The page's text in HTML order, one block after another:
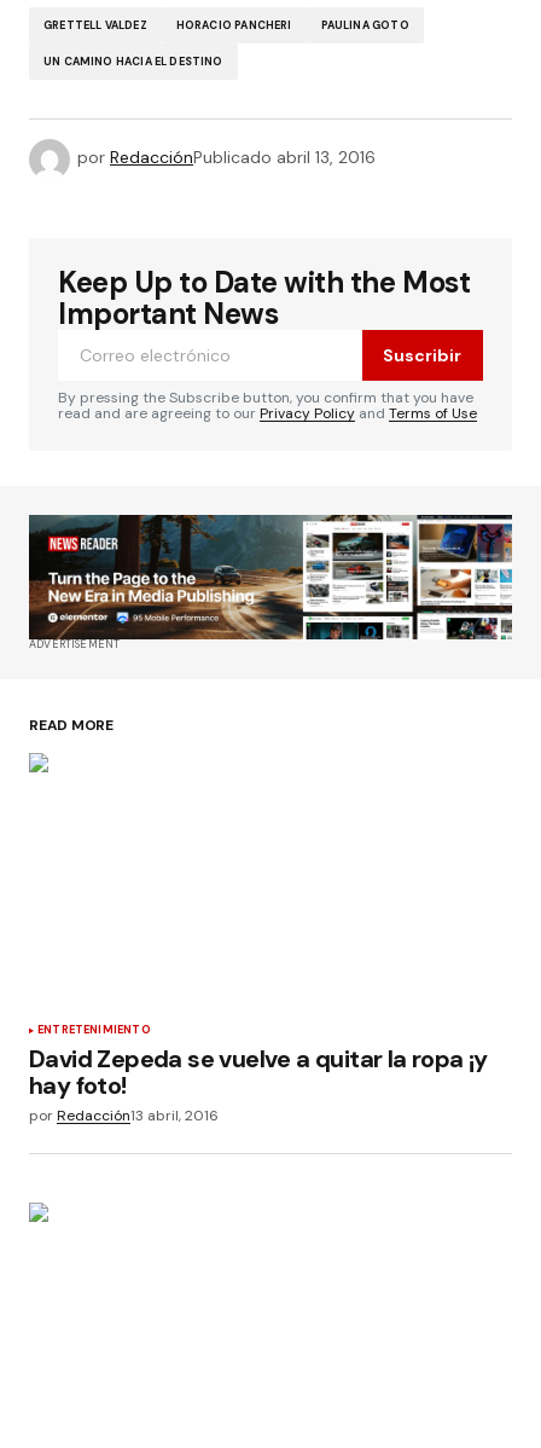
GRETTELL VALDEZ HORACIO PANCHERI PAULINA GOTO
UN CAMINO HACIA EL DESTINO
por RedacciónPublicado abril 13, 2016
Keep Up to Date with the Most
Important News
Suscribir
By pressing the Subscribe button, you confirm that you have
read and are agreeing to ourPrivacy Policy and Terms of Use
ADVERTISEMENT
READ MORE
ENTRETENIMIENTO
David Zepeda se vuelve a quitar la ropa ¡y
hay foto!
porRedacción13 abril, 2016